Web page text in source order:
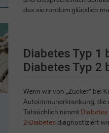
das sie rundum glücklich
Diabetes Typ 1
Diabetes Typ 2
Wenn wir von „Zucker“ bei
Autoimmunerkrankung, die
Tatsächlich nimmt Diabetes
2-Diabetes diagnostiziert